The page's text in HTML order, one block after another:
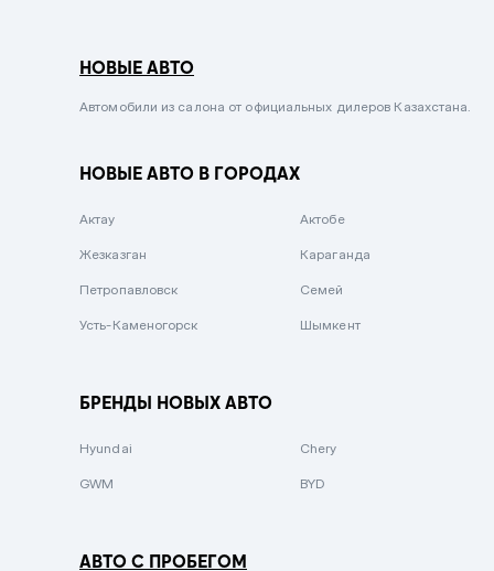
Сиреневый металлик
Вишневый
Зеленый металлик
НОВЫЕ АВТО
Автомобили из салона от официальных дилеров Казахстана.
НОВЫЕ АВТО В ГОРОДАХ
Актау Актобе
Жезказган Караганда
Петропавловск Семей
Усть-Каменогорск Шымкент
БРЕНДЫ НОВЫХ АВТО
Hyundai Chery
GWM BYD
АВТО С ПРОБЕГОМ